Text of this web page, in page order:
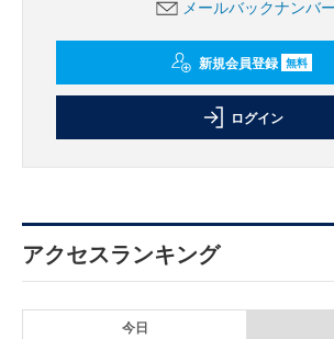
メールバックナンバー
新規会員登録 無料
ログイン
アクセスランキング
今日